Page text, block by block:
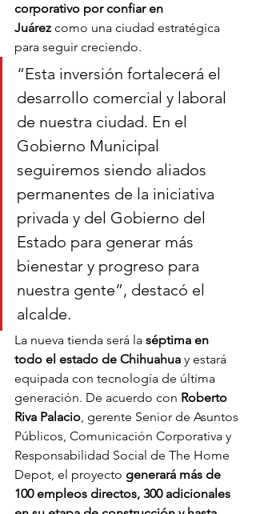
corporativo por confiar en
Juárez como una ciudad estratégica
para seguir creciendo.
“Esta inversión fortalecerá el
desarrollo comercial y laboral
de nuestra ciudad. En el
Gobierno Municipal
seguiremos siendo aliados
permanentes de la iniciativa
privada y del Gobierno del
Estado para generar más
bienestar y progreso para
nuestra gente”, destacó el
alcalde.
La nueva tienda será la séptima en
todo el estado de Chihuahua y estará
equipada con tecnología de última
generación. De acuerdo con Roberto
Riva Palacio, gerente Senior de Asuntos
Públicos, Comunicación Corporativa y
Responsabilidad Social de The Home
Depot, el proyecto generará más de
100 empleos directos, 300 adicionales